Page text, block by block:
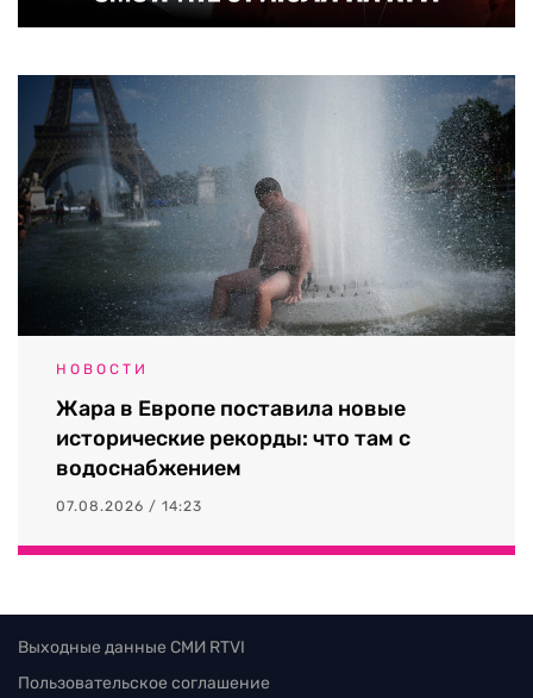
НОВОСТИ
Жара в Европе поставила новые
исторические рекорды: что там с
водоснабжением
07.08.2026 / 14:23
Выходные данные СМИ RTVI
Пользовательское соглашение